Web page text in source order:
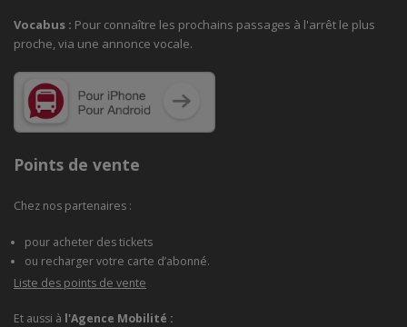
Vocabus : Pour connaître les prochains passages à l'arrêt le plus
proche, via une annonce vocale.
Points de vente
Chez nos partenaires :
pour acheter des tickets
ou recharger votre carte d’abonné.
Liste des points de vente
Et aussi à l'Agence Mobilité :